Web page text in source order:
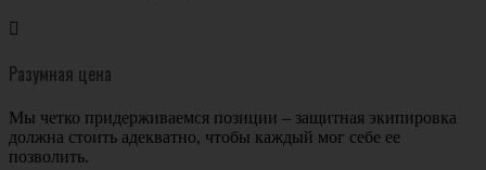

Разумная цена
Мы четко придерживаемся позиции – защитная экипировка
должна стоить адекватно, чтобы каждый мог себе ее
позволить.